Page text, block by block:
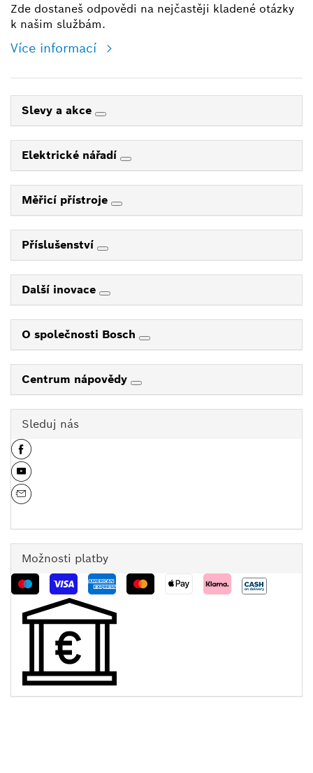
Zde dostaneš odpovědi na nejčastěji kladené otázky
k našim službám.
Více informací
Slevy a akce
Elektrické nářadí
Měřicí přístroje
Příslušenství
Další inovace
O společnosti Bosch
Centrum nápovědy
Sleduj nás
Možnosti platby